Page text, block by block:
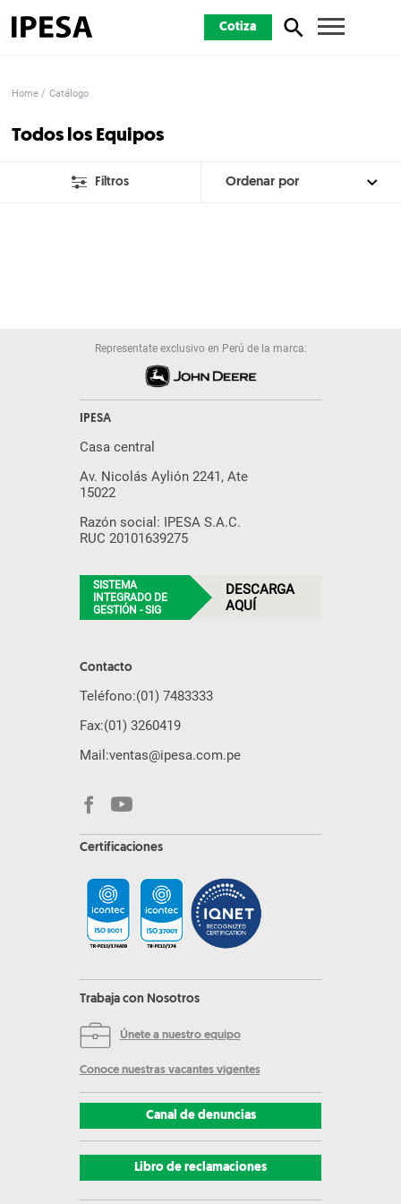
Cotiza
Home Catálogo
Todos los Equipos
Filtros
Representate exclusivo en Perú de la marca:
IPESA
Casa central
Av. Nicolás Aylión 2241, Ate
15022
Razón social: IPESA S.A.C.
RUC 20101639275
SISTEMA
INTEGRADO DE
GESTIÓN - SIG
DESCARGA
AQUÍ
Contacto
Teléfono:(01) 7483333
Fax:(01) 3260419
Mail:ventas@ipesa.com.pe
Certificaciones
Trabaja con Nosotros
Únete a nuestro equipo
Conoce nuestras vacantes vigentes
Canal de denuncias
Libro de reclamaciones